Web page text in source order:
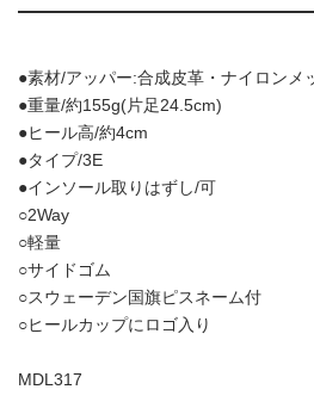
●素材/アッパー:合成皮革・ナイロンメ
●重量/約155g(片足24.5cm)
●ヒール高/約4cm
●タイプ/3E
●インソール取りはずし/可
○2Way
○軽量
○サイドゴム
○スウェーデン国旗ピスネーム付
○ヒールカップにロゴ入り
MDL317